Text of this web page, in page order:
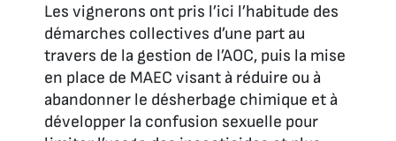
Les vignerons ont pris l’ici l’habitude des
démarches collectives d’une part au
travers de la gestion de l’AOC, puis la mise
en place de MAEC visant à réduire ou à
abandonner le désherbage chimique et à
développer la confusion sexuelle pour